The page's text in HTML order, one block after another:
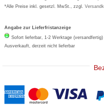
*Alle Preise inkl. gesetzl. MwSt., zzgl.
Angabe zur Lieferfristanzeige
Sofort lieferbar, 1-2 Werktage
Ausverkauft, derzeit nicht lieferbar